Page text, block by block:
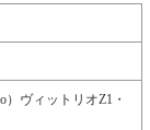
ヴィットリオZ1・